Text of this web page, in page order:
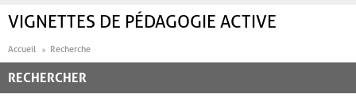
VIGNETTES DE PÉDAGOGIE ACTIVE
Accueil Recherche
RECHERCHER